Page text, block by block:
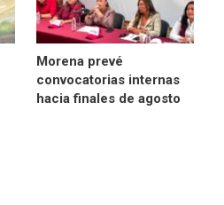
Morena prevé
convocatorias internas
hacia finales de agosto